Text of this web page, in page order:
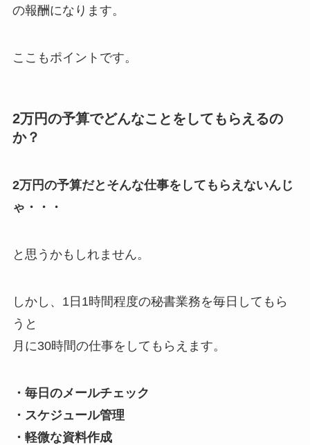
の報酬になります。
ここもポイントです。
2万円の予算でどんなことをしてもらえるの
か？
2万円の予算だとそんな仕事をしてもらえないんじ
ゃ・・・
と思うかもしれません。
しかし、1日1時間程度の秘書業務を毎日してもら
うと
月に30時間の仕事をしてもらえます。
・毎日のメールチェック
・スケジュール管理
・軽微な資料作成